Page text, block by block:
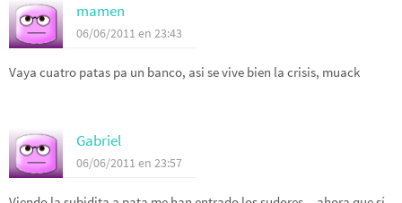
mamen
06/06/2011 en 23:43
Vaya cuatro patas pa un banco, asi se vive bien la crisis, muack
Gabriel
06/06/2011 en 23:57